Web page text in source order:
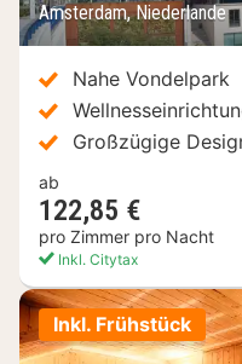
Amsterdam, Niederlande
Nahe Vondelpark
Großzügige
ab
122,85 €
pro Zimmer pro Nacht
Inkl. Citytax
Inkl. Frühstück